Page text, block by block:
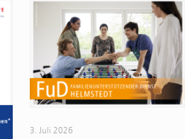
3. Juli 2026